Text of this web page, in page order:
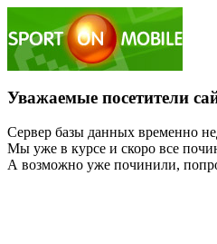
Уважаемые посетители
Сервер базы данных временно
Мы уже в курсе и скоро все
А возможно уже починили,